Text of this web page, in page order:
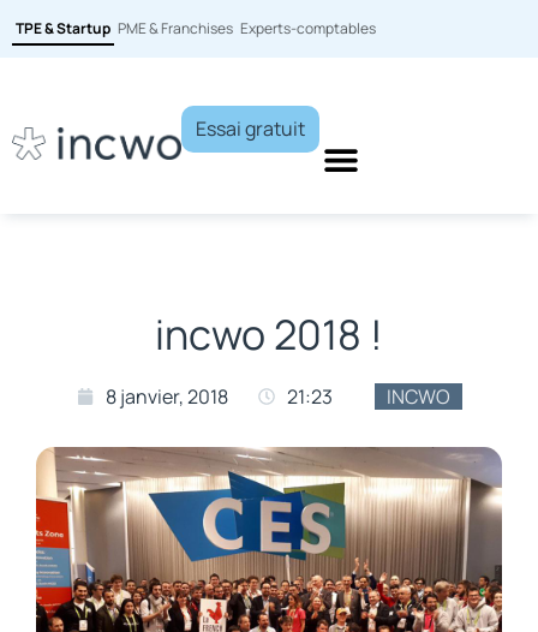
TPE & Startup PME & Franchises Experts-comptables
Essai gratuit
incwo 2018 !
8 janvier, 2018 21:23 INCWO